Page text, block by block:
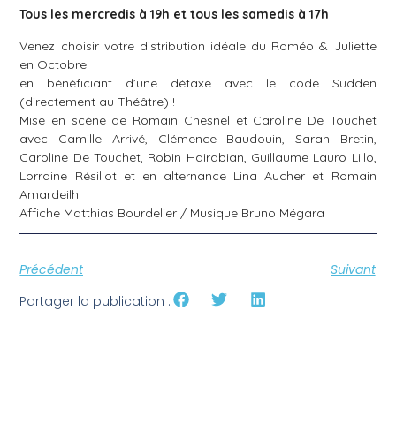
Tous les mercredis à 19h et tous les samedis à 17h
Venez choisir votre distribution idéale du Roméo & Juliette
en Octobre
en bénéficiant d’une détaxe avec le code Sudden
(directement au Théâtre) !
Mise en scène de Romain Chesnel et Caroline De Touchet
avec Camille Arrivé, Clémence Baudouin, Sarah Bretin,
Caroline De Touchet, Robin Hairabian, Guillaume Lauro Lillo,
Lorraine Résillot et en alternance Lina Aucher et Romain
Amardeilh
Affiche Matthias Bourdelier / Musique Bruno Mégara
Précédent
Suivant
Partager la publication :